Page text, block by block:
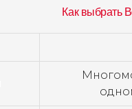
Как выбрать